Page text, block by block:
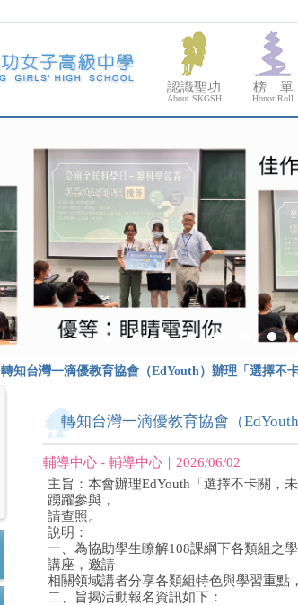
認識聖功
About SKGSH
榜 單
Honor Roll
轉知台灣一滴優教育協會（EdYouth）辦理「選擇不
轉知台灣一滴優教育協會（
輔導中心 - 輔導中心｜2026/06/02
主旨：本會辦理EdYouth「選擇不卡關，
踴躍參與，
請查照。
說明：
一、為協助學生瞭解108課綱下各類組之
講座，邀請
相關領域講者分享各類組特色與學習重點
二、旨揭活動報名資訊如下：